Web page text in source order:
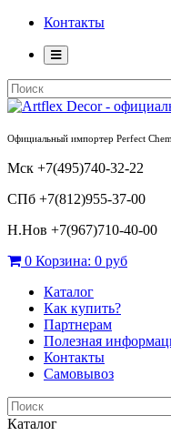
Контакты
Официальный импортер Perfect
Мск +7(495)740-32-22
СПб +7(812)955-37-00
Н.Нов +7(967)710-40-00
0 Корзина: 0 руб
Каталог
Как купить?
Партнерам
Полезная
Контакты
Самовывоз
Каталог